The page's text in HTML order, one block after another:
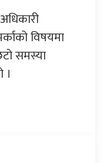
विषयमा
समस्या
।